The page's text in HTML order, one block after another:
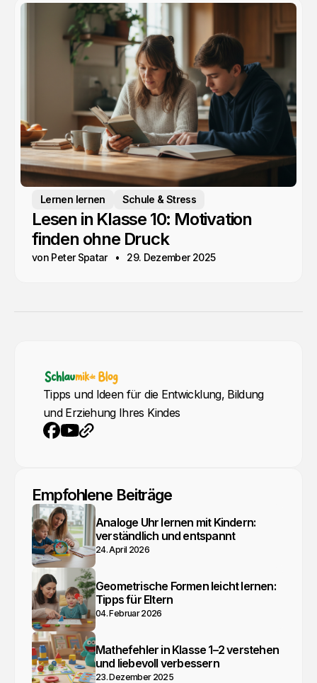
Lernen lernen Schule & Stress
Lesen in Klasse 10: Motivation
finden ohne Druck
von Peter Spatar 29. Dezember 2025
Tipps und Ideen für die Entwicklung, Bildung
und Erziehung Ihres Kindes
Empfohlene Beiträge
Analoge Uhr lernen mit Kindern:
verständlich und entspannt
24. April 2026
Geometrische Formen leicht lernen:
Tipps für Eltern
04. Februar 2026
Mathefehler in Klasse 1–2 verstehen
und liebevoll verbessern
23. Dezember 2025